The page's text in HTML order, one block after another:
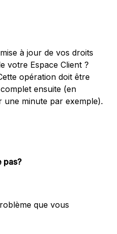
à jour de vos droits
votre Espace Client ?
opération doit être
ensuite (en
minute par exemple).
pas?
que vous